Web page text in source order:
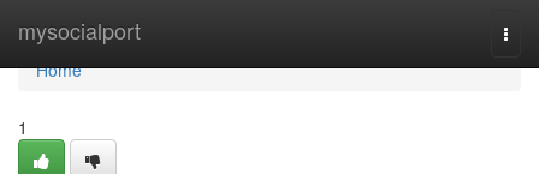
mysocialport
Home
Home
1